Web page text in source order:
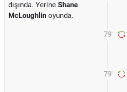
dışında. Yerine Shane
McLoughlin oyunda.
79'
79'